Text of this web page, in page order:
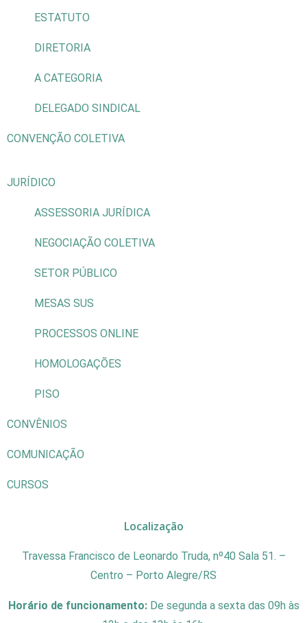
ESTATUTO
DIRETORIA
A CATEGORIA
DELEGADO SINDICAL
CONVENÇÃO COLETIVA
JURÍDICO
ASSESSORIA JURÍDICA
NEGOCIAÇÃO COLETIVA
SETOR PÚBLICO
MESAS SUS
PROCESSOS ONLINE
HOMOLOGAÇÕES
PISO
CONVÊNIOS
COMUNICAÇÃO
CURSOS
Localização
Travessa Francisco de Leonardo Truda, nº40 Sala 51. –
Centro – Porto Alegre/RS
Horário de funcionamento: De segunda a sexta das 09h às